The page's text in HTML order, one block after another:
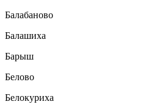
Балабаново
Балашиха
Барыш
Белово
Белокуриха